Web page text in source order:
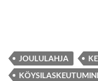
JOULULAHJA